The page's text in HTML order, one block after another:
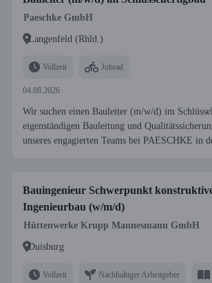
Paeschke GmbH
Langenfeld (Rhld.)
Vollzeit Jobrad
04.08.2026
Wir suchen einen Bauleiter (m/w/d) im
eigenständigen Bauleitung und
unseres engagierten Teams bei PAESCHKE in
Bauingenieur Schwerpunkt
Ingenieurbau (w/m/d)
Hüttenwerke Krupp Mannesmann GmbH
Duisburg
Vollzeit Nachhaltiger Arbeitgeber